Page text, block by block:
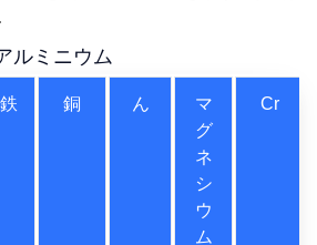
ルミニウム
鉄 銅 ん
マ
グ
ネ
シ
ウ
ム
Cr